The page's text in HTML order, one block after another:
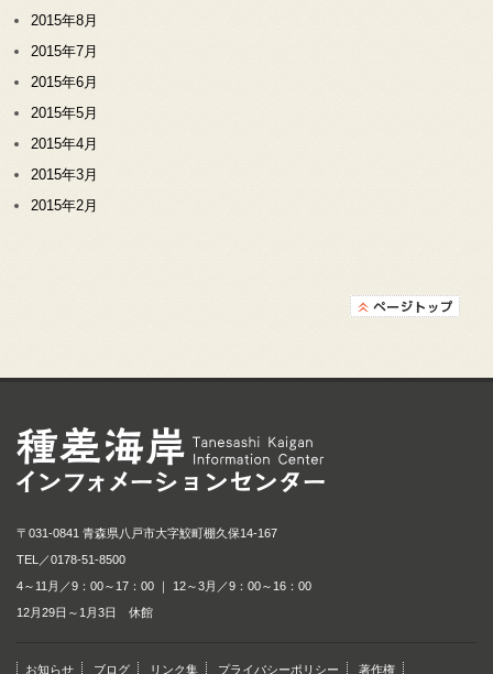
2015年8月
2015年7月
2015年6月
2015年5月
2015年4月
2015年3月
2015年2月
〒031-0841 青森県八戸市大字鮫町棚久保14-167
TEL／0178-51-8500
4～11月／9：00～17：00 ｜ 12～3月／9：00～16：00
12月29日～1月3日 休館
お知らせ ブログ リンク集 プライバシーポリシー 著作権